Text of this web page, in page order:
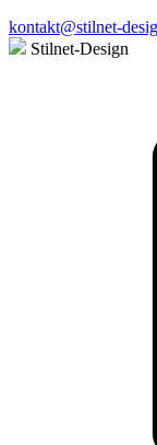
kontakt@stilnet-
Stilnet-Design